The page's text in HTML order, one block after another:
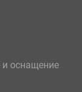
оснащение